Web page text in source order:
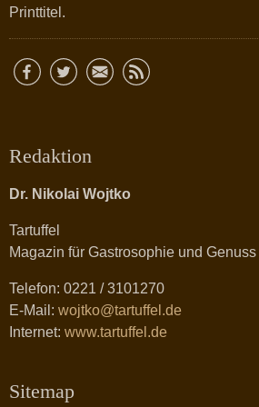
Printtitel.
Redaktion
Dr. Nikolai Wojtko
Tartuffel
Magazin für Gastrosophie und Genuss
Telefon: 0221 / 3101270
E-Mail: wojtko@tartuffel.de
Internet: www.tartuffel.de
Sitemap